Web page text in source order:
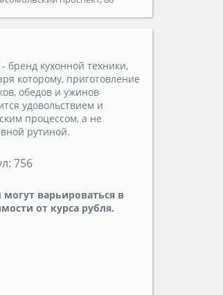
бренд кухонной техники,
которому, приготовление
обедов и ужинов
удовольствием и
процессом, а не
рутиной.
756
варьироваться в
от курса рубля.